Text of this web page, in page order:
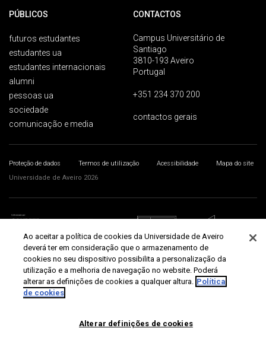
PÚBLICOS
futuros estudantes
estudantes ua
estudantes internacionais
alumni
pessoas ua
sociedade
comunicação e media
CONTACTOS
Campus Universitário de
Santiago
3810-193 Aveiro
Portugal
+351 234 370 200
contactos gerais
Proteção de dados Termos de utilização Acessibilidade
Mapa do site
Universidade de Aveiro 2026
Ao aceitar a política de cookies da Universidade de Aveiro
deverá ter em consideração que o armazenamento de
cookies no seu dispositivo possibilita a personalização da
utilização e a melhoria de navegação no website. Poderá
alterar as definições de cookies a qualquer altura. Política
de cookies
Alterar definições de cookies